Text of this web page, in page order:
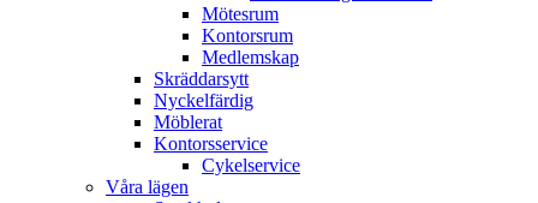
Mötesrum
Kontorsrum
Medlemskap
Skräddarsytt
Nyckelfärdig
Möblerat
Kontorsservice
Cykelservice
Våra lägen